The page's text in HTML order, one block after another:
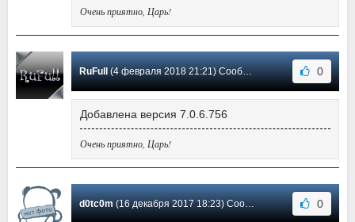
Очень приятно, Царь!
RuFull (4 февраля 2018 21:21) Сообщение #7 0
Добавлена версия 7.0.6.756
Очень приятно, Царь!
d0tc0m(16 декабря 2017 18:23) Сообщение #6 0